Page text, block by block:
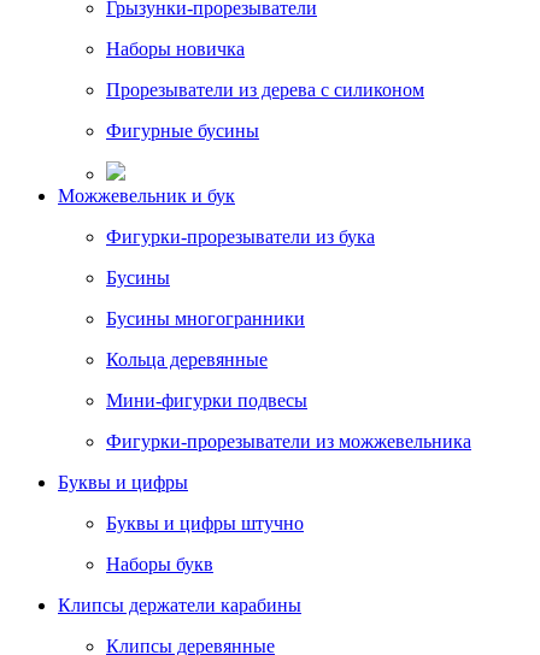
Грызунки-прорезыватели
Наборы новичка
Прорезыватели из дерева с силиконом
Фигурные бусины
Можжевельник и бук
Фигурки-прорезыватели из бука
Бусины
Бусины многогранники
Кольца деревянные
Мини-фигурки подвесы
Фигурки-прорезыватели из можжевельника
Буквы и цифры
Буквы и цифры штучно
Наборы букв
Клипсы держатели карабины
Клипсы деревянные